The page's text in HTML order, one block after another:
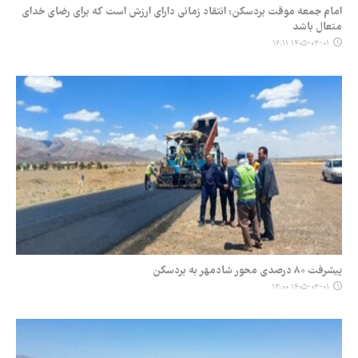
امام جمعه موقت بردسکن: انتقاد زمانی دارای ارزش است که برای رضای خدای
متعال باشد
۱۴۰۵-۰۳-۰۱ ۱۶:۱۱
پیشرفت ۸۰ درصدی محور شادمهر به بردسکن
۱۴۰۵-۰۳-۰۱ ۱۳:۰۰